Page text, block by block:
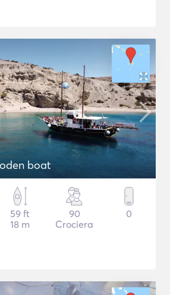
boat
59 ft
18 m
90
Crociera
0